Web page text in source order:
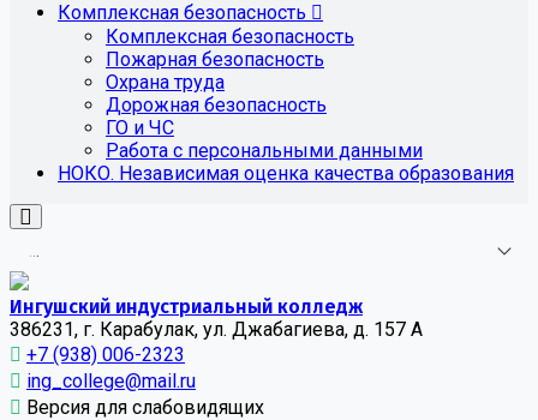
Комплексная безопасность
Комплексная безопасность
Пожарная безопасность
Охрана труда
Дорожная безопасность
ГО и ЧС
Работа с персональными данными
НОКО. Независимая оценка качества образования
...
Ингушский индустриальный колледж
386231, г. Карабулак, ул. Джабагиева, д. 157 А
+7 (938) 006-2323
ing_college@mail.ru
Версия для слабовидящих